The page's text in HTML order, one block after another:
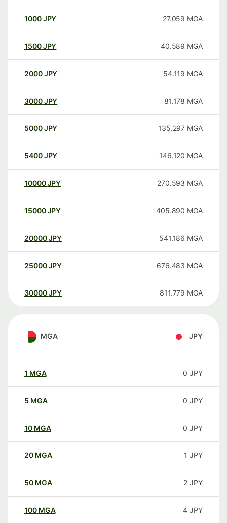
1000JPY 27.059 MGA
1500JPY 40.589 MGA
2000JPY 54.119 MGA
3000JPY 81.178 MGA
5000JPY 135.297 MGA
5400JPY 146.120 MGA
10000 JPY 270.593 MGA
15000 JPY 405.890 MGA
20000 JPY 541.186 MGA
25000 JPY 676.483 MGA
30000 JPY 811.779 MGA
MGA JPY
1 MGA 0 JPY
5 MGA 0 JPY
10 MGA 0 JPY
20 MGA 1 JPY
50 MGA 2 JPY
100 MGA 4 JPY